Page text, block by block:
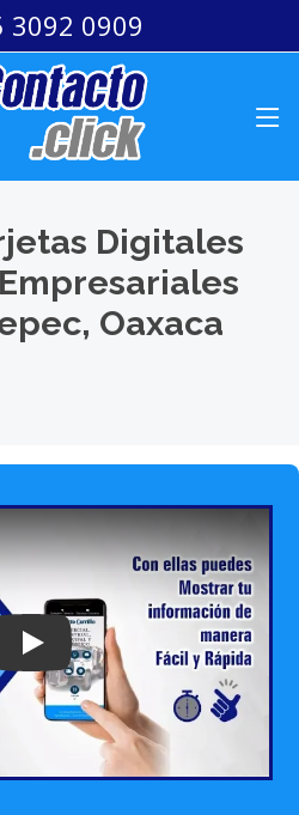
3092 0909
Digitales
Oaxaca
Play: Keynote (Google I/O '18)